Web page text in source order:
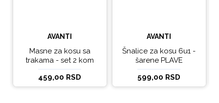
AVANTI
Masne za kosu sa
trakama - set 2 kom
459,00 RSD
AVANTI
Šnalice za kosu 6u1 -
šarene PLAVE
599,00 RSD